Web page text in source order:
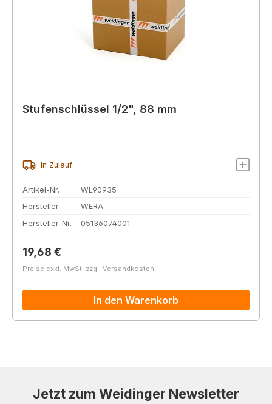
Stufenschlüssel 1/2", 88 mm
In Zulauf
Artikel-Nr.
WL90935
Hersteller
WERA
Hersteller-Nr.
05136074001
Regulärer Preis:
19,68 €
Preise exkl. MwSt. zzgl. Versandkosten
In den Warenkorb
Jetzt zum Weidinger Newsletter